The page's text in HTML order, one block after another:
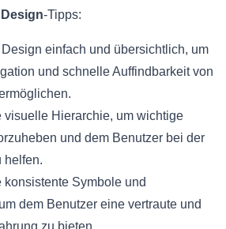
-Tipps:
einfach und übersichtlich, um
und schnelle Auffindbarkeit von
visuelle Hierarchie, um wichtige
und dem Benutzer bei der
helfen.
konsistente Symbole und
dem Benutzer eine vertraute und
zu bieten.